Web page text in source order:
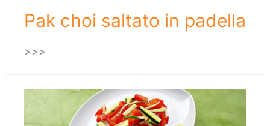
Pak choi saltato in padella
>>>